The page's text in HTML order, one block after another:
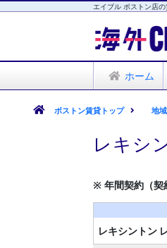
エイブル ボストン店
海外
ホーム
ボストン賃貸トップ 地
レキシ
※ 年間契約（契
レキシントン